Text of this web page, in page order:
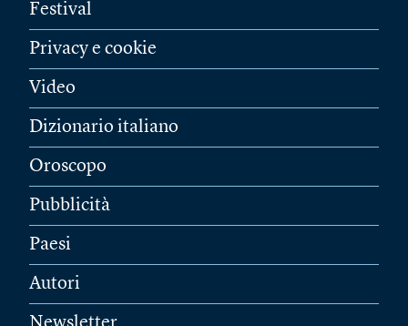
Festival
Privacy e cookie
Video
Dizionario italiano
Oroscopo
Pubblicità
Paesi
Autori